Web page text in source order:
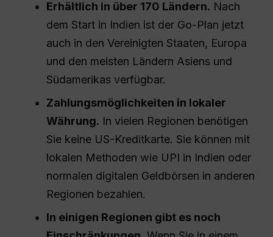
Erhältlich in über 170 Ländern. Nach
dem Start in Indien ist der Go-Plan jetzt
auch in den Vereinigten Staaten, Europa
und den meisten Ländern Asiens und
Südamerikas verfügbar.
Zahlungsmöglichkeiten in lokaler
Währung. In vielen Regionen benötigen
Sie keine US-Kreditkarte. Sie können mit
lokalen Methoden wie UPI in Indien oder
normalen digitalen Geldbörsen in anderen
Regionen bezahlen.
In einigen Regionen gibt es noch